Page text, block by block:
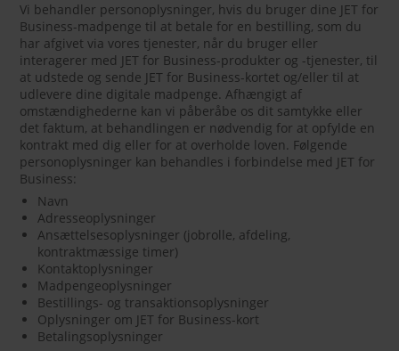
Vi behandler personoplysninger, hvis du bruger dine JET for
Business-madpenge til at betale for en bestilling, som du
har afgivet via vores tjenester, når du bruger eller
interagerer med JET for Business-produkter og -tjenester, til
at udstede og sende JET for Business-kortet og/eller til at
udlevere dine digitale madpenge. Afhængigt af
omstændighederne kan vi påberåbe os dit samtykke eller
det faktum, at behandlingen er nødvendig for at opfylde en
kontrakt med dig eller for at overholde loven. Følgende
personoplysninger kan behandles i forbindelse med JET for
Business:
Navn
Adresseoplysninger
Ansættelsesoplysninger (jobrolle, afdeling,
kontraktmæssige timer)
Kontaktoplysninger
Madpengeoplysninger
Bestillings- og transaktionsoplysninger
Oplysninger om JET for Business-kort
Betalingsoplysninger